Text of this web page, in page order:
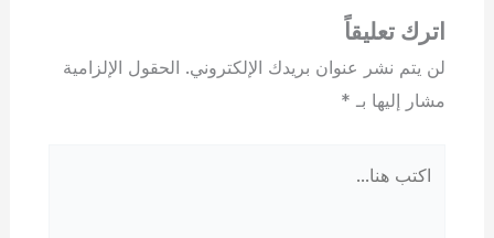
اترك تعليقاً
لن يتم نشر عنوان بريدك الإلكتروني. الحقول الإلزامية
مشار إليها بـ *